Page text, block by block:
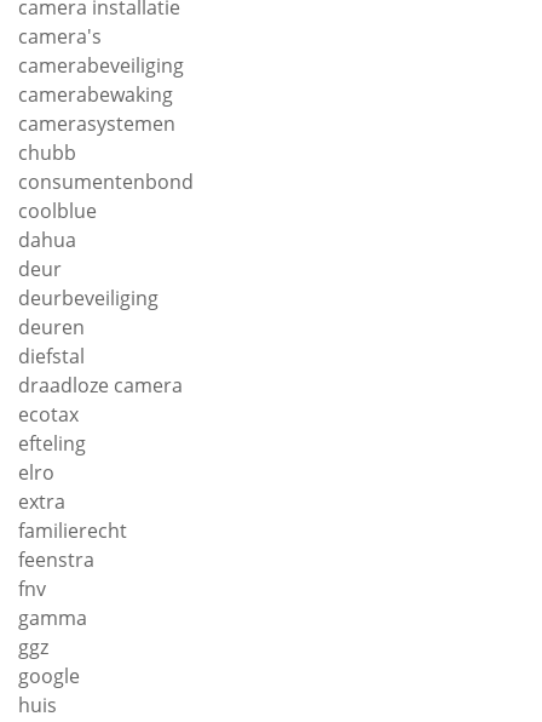
camera installatie
camera's
camerabeveiliging
camerabewaking
camerasystemen
chubb
consumentenbond
coolblue
dahua
deur
deurbeveiliging
deuren
diefstal
draadloze camera
ecotax
efteling
elro
extra
familierecht
feenstra
fnv
gamma
ggz
google
huis